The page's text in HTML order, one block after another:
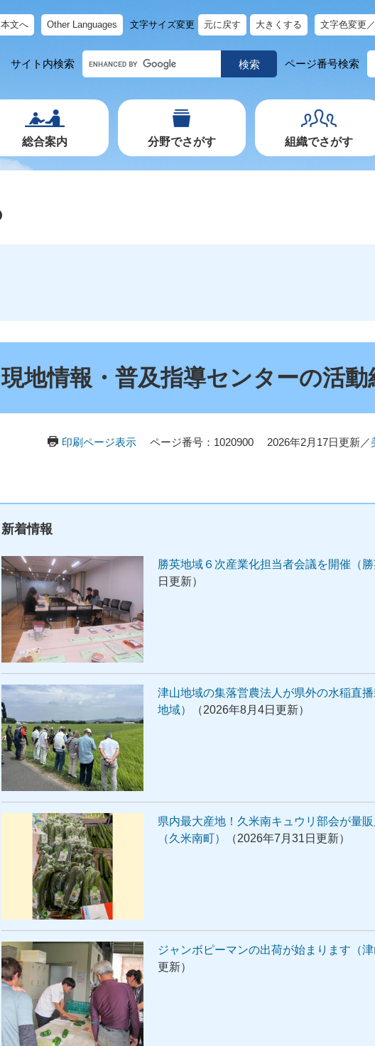
本文へ Other Languages 文字サイズ変更 元に戻す 大きくする 文字色変更
サイト内検索
キ
ー
ワ
ド
ページ番号検索
ペ
総合案内 分野でさがす 組織でさがす
現地情報・普及指導センターの活動
印刷ページ表示 ページ番号：1020900 2026年2月17日更新／
新着情報
勝英地域６次産業化担当者会議を開催（勝
日更新）
津山地域の集落営農法人が県外の水稲直
地域）
（2026年8月4日更新）
県内最大産地！久米南キュウリ部会が量
（久米南町）
（2026年7月31日更新）
ジャンボピーマンの出荷が始まります（津
更新）